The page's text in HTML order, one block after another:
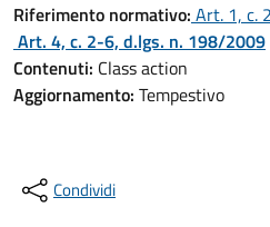
Riferimento normativo: Art. 1, c.
Art. 4, c. 2-6, d.lgs. n. 198/2009
Contenuti: Class action
Aggiornamento: Tempestivo
Condividi